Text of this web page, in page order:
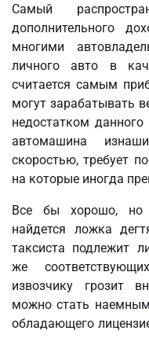
Самый
дополнительного
многими
личного авто в
считается самым
могут зарабатывать
недостатком
автомашина
скоростью, требует
на которые иногда
Все бы хорошо, но
найдется ложка
таксиста подлежит
же
извозчику грозит
можно стать наемным
обладающего